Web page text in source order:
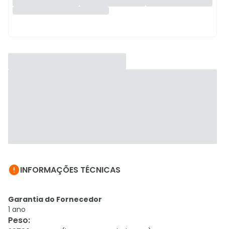
INFORMAÇÕES TÉCNICAS
Garantia do Fornecedor
1 ano
Peso: